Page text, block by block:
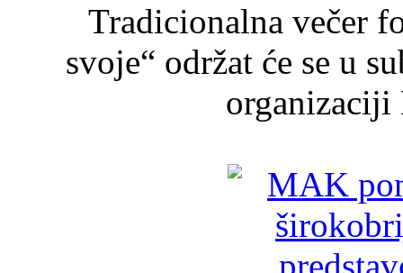
Tradicionalna večer
svoje“ održat će se u
organizaciji